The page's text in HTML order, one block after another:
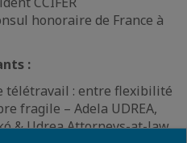
honoraire de France à
:
télétravail : entre flexibilité
fragile – Adela UDREA,
& Udrea Attorneys-at-law